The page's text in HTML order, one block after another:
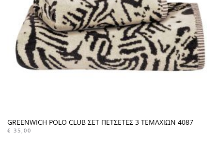
GREENWICH POLO CLUB ΣΕΤ ΠΕΤΣΕΤΕΣ 3 ΤΕΜΑΧΙΩΝ 4087
€ 35,00